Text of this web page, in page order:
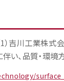
吉川工業株式
い、品質・環